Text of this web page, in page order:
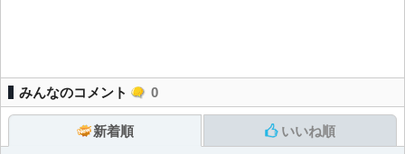
みんなのコメント 0
新着順 いいね順